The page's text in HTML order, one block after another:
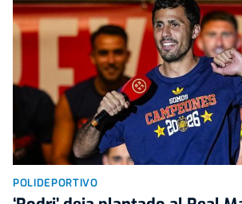
POLIDEPORTIVO